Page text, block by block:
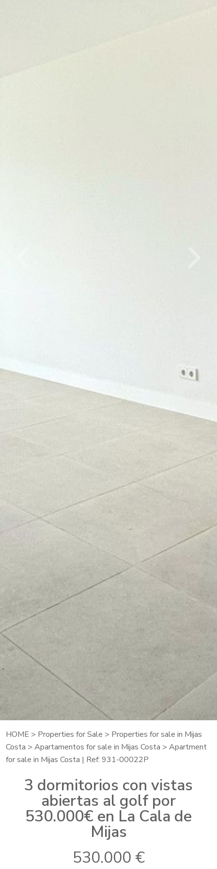
HOME > Properties for Sale > Properties for sale in Mijas
Costa > Apartamentos for sale in Mijas Costa > Apartment
for sale in Mijas Costa | Ref: 931-00022P
3 dormitorios con vistas
abiertas al golf por
530.000€ en La Cala de
Mijas
530.000 €